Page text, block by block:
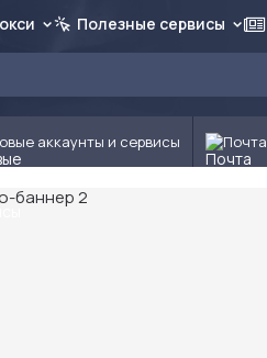
Полезные сервисы
аккаунты и сервисы Почта